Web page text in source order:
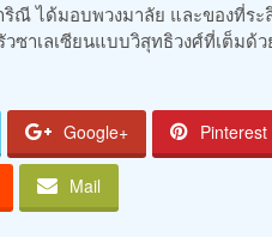
ณี ได้มอบพวงมาลัย และของที่
ซาเลเซียนแบบวิสุทธิวงศ์ที่เต็มด้
Google+ Pinterest
Mail